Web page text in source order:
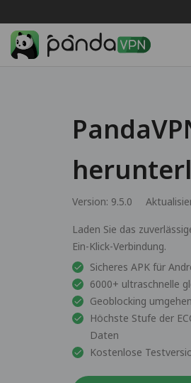
Version: 9.5.0
Laden Sie das
Ein-Klick-Verbindung.
Sicheres APK für
6000+ ultraschnelle
Geoblocking
Höchste Stufe der
Daten
Kostenlose